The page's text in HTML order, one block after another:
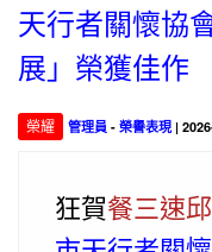
天行者關懷協
展」榮獲佳作
榮耀 管理員 -榮譽表現 |
狂賀餐三速